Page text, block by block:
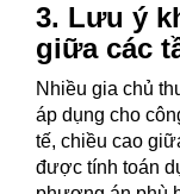
3. Lưu ý
giữa các
Nhiều gia chủ
áp dụng cho
tế, chiều cao
được tính toán